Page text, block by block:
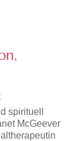
spirituell
McGeever